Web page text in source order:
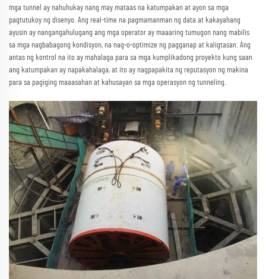
mga tunnel ay nahuhukay nang may mataas na katumpakan at ayon sa mga
pagtutukoy ng disenyo. Ang real-time na pagmamanman ng data at kakayahang
ayusin ay nangangahulugang ang mga operator ay maaaring tumugon nang mabilis
sa mga nagbabagong kondisyon, na nag-o-optimize ng pagganap at kaligtasan. Ang
antas ng kontrol na ito ay mahalaga para sa mga kumplikadong proyekto kung saan
ang katumpakan ay napakahalaga, at ito ay nagpapakita ng reputasyon ng makina
para sa pagiging maaasahan at kahusayan sa mga operasyon ng tunneling.